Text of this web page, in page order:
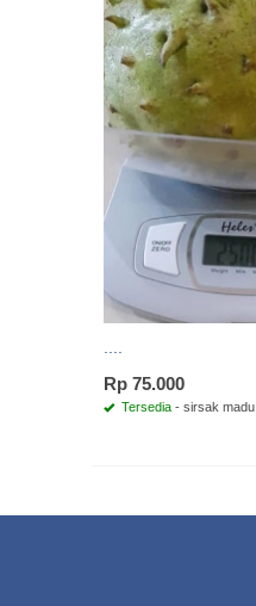
Rp 75.000
Tersedia - sirsak madu